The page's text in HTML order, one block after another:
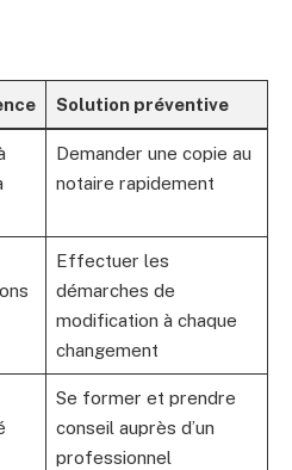
Solution préventive
Demander une copie au
notaire rapidement
Effectuer les
démarches de
modification à chaque
changement
Se former et prendre
conseil auprès d’un
professionnel